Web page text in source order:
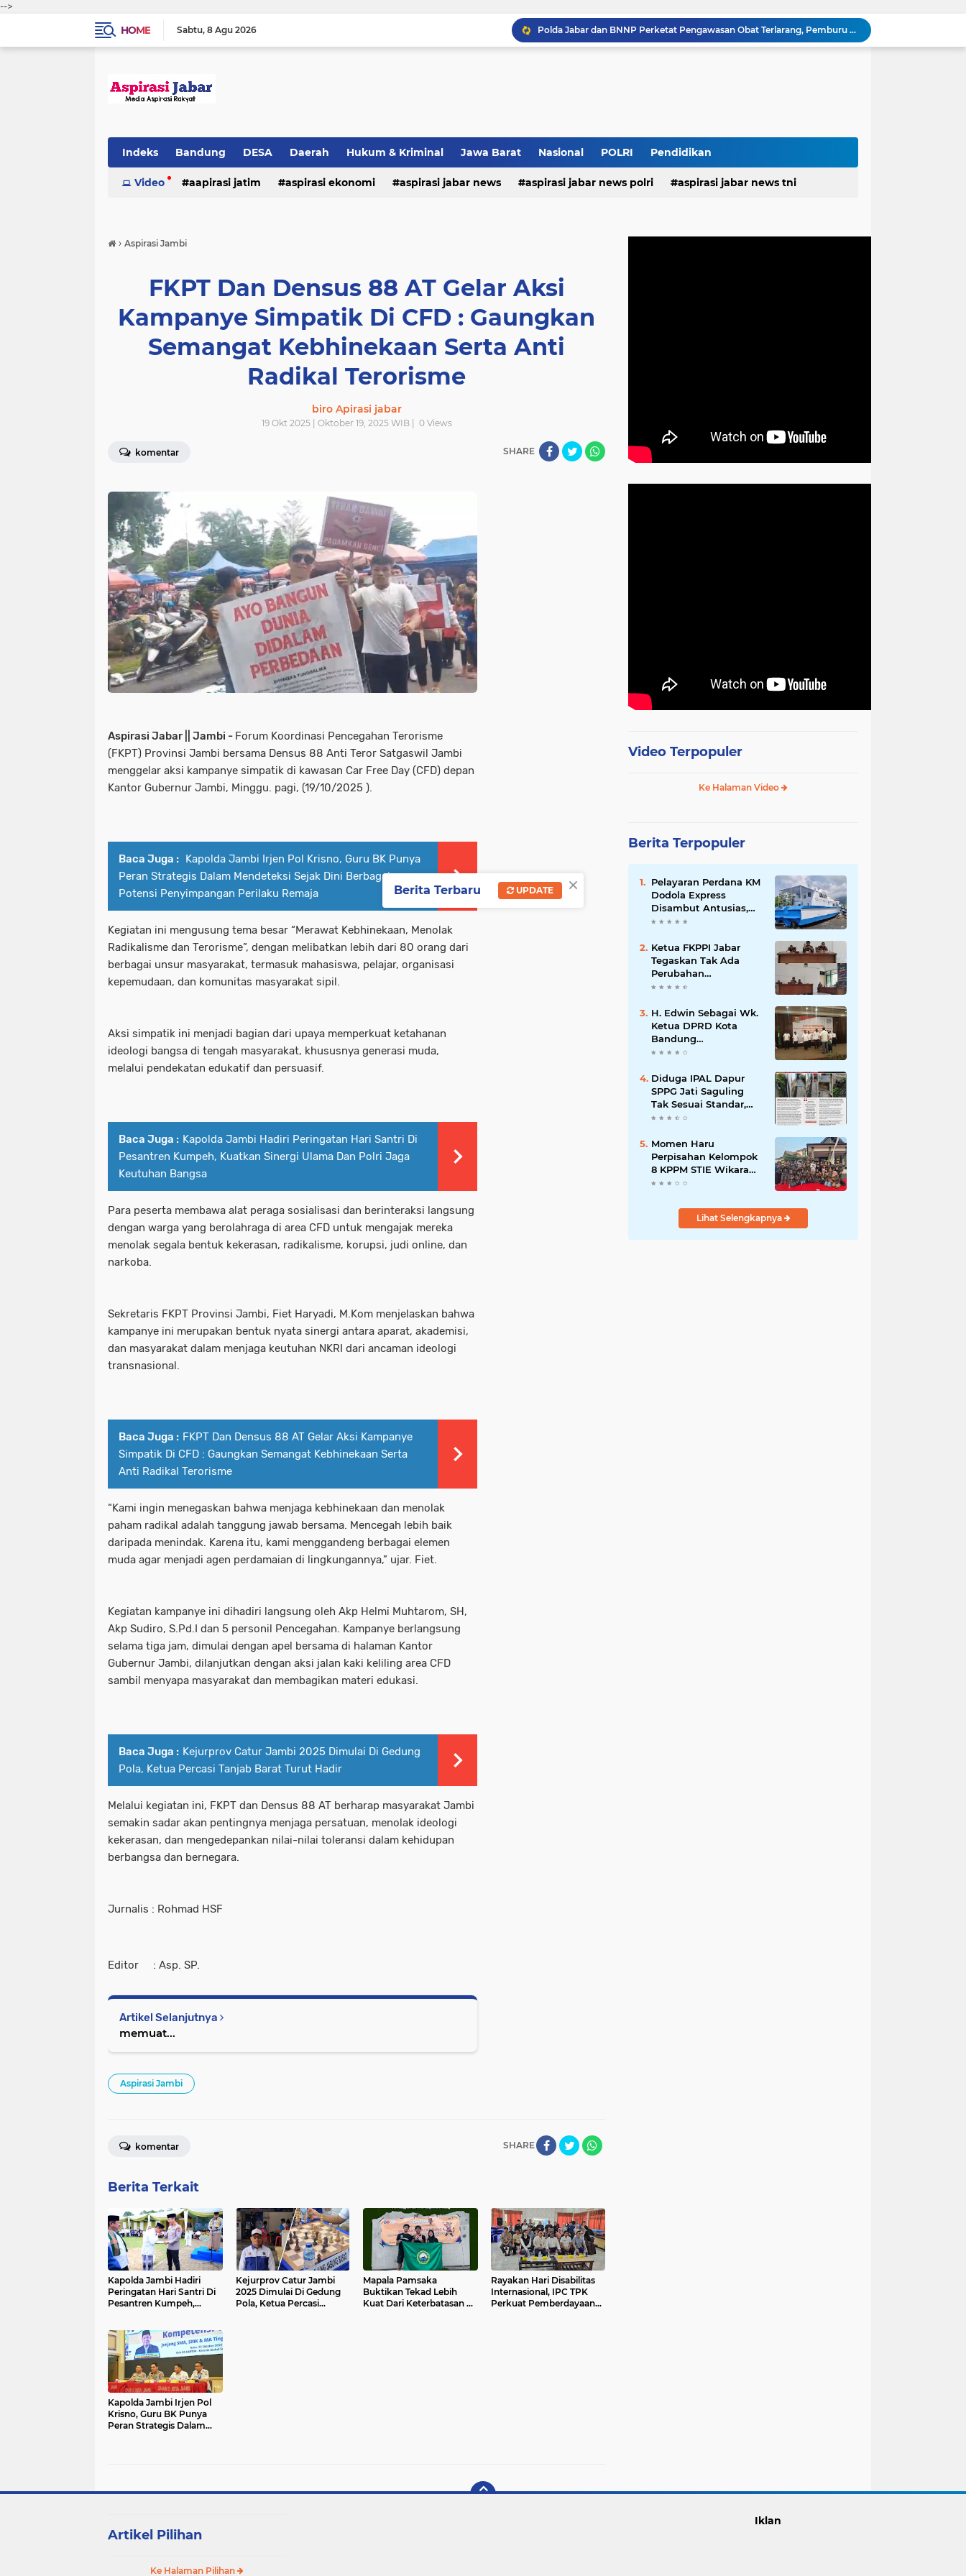
-->
HOME
Sabtu 8 Agu 2026
Polda Jabar dan BNNP Perketat Pengawasan Obat Terlarang, Pemburu Targetkan Jaringan Lintas Provinsi
Mitra Kerja SPPG Cikampek Selatan Pertanyakan Dasar Penilaian Akun TikTok Soal Higienitas Dapur Gizi
Ketua FKPPI Jabar Tegaskan Tak Ada Perubahan Kepengurusan PC KB FKPPI Sumedang, Ketua Cabang Diminta Segera Konsolidasi
Strategi Polda Jabar Dan Pemprov Jabar Atasi Kejahatan Jalanan
Indeks Bandung DESA Daerah Hukum & Kriminal Jawa Barat Nasional POLRI Pendidikan
Video aapirasi jatim aspirasi ekonomi aspirasi jabar news aspirasi jabar news polri aspirasi jabar news tni
hukum & kriminal
› Aspirasi Jambi
FKPT Dan Densus 88 AT Gelar Aksi
Kampanye Simpatik Di CFD : Gaungkan
Semangat Kebhinekaan Serta Anti
Radikal Terorisme
biro Apirasi jabar
19 Okt 2025 | Oktober 19, 2025 WIB | 0Views
komentar SHARE
Aspirasi Jabar || Jambi - Forum Koordinasi Pencegahan Terorisme
(FKPT) Provinsi Jambi bersama Densus 88 Anti Teror Satgaswil Jambi
menggelar aksi kampanye simpatik di kawasan Car Free Day (CFD) depan
Kantor Gubernur Jambi, Minggu. pagi, (19/10/2025 ).
Baca Juga : Kapolda Jambi Irjen Pol Krisno, Guru BK Punya
Peran Strategis Dalam Mendeteksi Sejak Dini Berbagai
Potensi Penyimpangan Perilaku Remaja
Kegiatan ini mengusung tema besar “Merawat Kebhinekaan, Menolak
Radikalisme dan Terorisme”, dengan melibatkan lebih dari 80 orang dari
berbagai unsur masyarakat, termasuk mahasiswa, pelajar, organisasi
kepemudaan, dan komunitas masyarakat sipil.
Aksi simpatik ini menjadi bagian dari upaya memperkuat ketahanan
ideologi bangsa di tengah masyarakat, khususnya generasi muda,
melalui pendekatan edukatif dan persuasif.
Baca Juga : Kapolda Jambi Hadiri Peringatan Hari Santri Di
Pesantren Kumpeh, Kuatkan Sinergi Ulama Dan Polri Jaga
Keutuhan Bangsa
Para peserta membawa alat peraga sosialisasi dan berinteraksi langsung
dengan warga yang berolahraga di area CFD untuk mengajak mereka
menolak segala bentuk kekerasan, radikalisme, korupsi, judi online, dan
narkoba.
Sekretaris FKPT Provinsi Jambi, Fiet Haryadi, M.Kom menjelaskan bahwa
kampanye ini merupakan bentuk nyata sinergi antara aparat, akademisi,
dan masyarakat dalam menjaga keutuhan NKRI dari ancaman ideologi
transnasional.
Baca Juga : FKPT Dan Densus 88 AT Gelar Aksi Kampanye
Simpatik Di CFD : Gaungkan Semangat Kebhinekaan Serta
Anti Radikal Terorisme
“Kami ingin menegaskan bahwa menjaga kebhinekaan dan menolak
paham radikal adalah tanggung jawab bersama. Mencegah lebih baik
daripada menindak. Karena itu, kami menggandeng berbagai elemen
muda agar menjadi agen perdamaian di lingkungannya,” ujar. Fiet.
Kegiatan kampanye ini dihadiri langsung oleh Akp Helmi Muhtarom, SH,
Akp Sudiro, S.Pd.I dan 5 personil Pencegahan. Kampanye berlangsung
selama tiga jam, dimulai dengan apel bersama di halaman Kantor
Gubernur Jambi, dilanjutkan dengan aksi jalan kaki keliling area CFD
sambil menyapa masyarakat dan membagikan materi edukasi.
Baca Juga : Kejurprov Catur Jambi 2025 Dimulai Di Gedung
Pola, Ketua Percasi Tanjab Barat Turut Hadir
Melalui kegiatan ini, FKPT dan Densus 88 AT berharap masyarakat Jambi
semakin sadar akan pentingnya menjaga persatuan, menolak ideologi
kekerasan, dan mengedepankan nilai-nilai toleransi dalam kehidupan
berbangsa dan bernegara.
Jurnalis : Rohmad HSF
Editor : Asp. SP.
Artikel Selanjutnya
memuat...
Aspirasi Jambi
SHARE
komentar
Berita Terkait
Kapolda Jambi Hadiri
Peringatan Hari Santri Di
Pesantren Kumpeh,
Bangsa
Kejurprov Catur Jambi
2025 Dimulai Di Gedung
Pola, Ketua Percasi
Mapala Pamsaka
Buktikan Tekad Lebih
Kuat Dari Keterbatasan di
Rayakan Hari Disabilitas
Internasional, IPC TPK
Perkuat Pemberdayaan
Kapolda Jambi Irjen Pol
Krisno, Guru BK Punya
Peran Strategis Dalam
Video Terpopuler
Ke Halaman Video
Berita Terpopuler
Pelayaran Perdana KM
Dodola Express
Disambut Antusias,
Baling-Baling Segera
Ketua FKPPI Jabar
Tegaskan Tak Ada
Perubahan
Kepengurusan PC KB
Ketua Cabang Diminta
Segera Konsolidasi
H. Edwin Sebagai Wk.
Ketua DPRD Kota
Bandung
Mengapresiasi Dan
Kepada
Kepemimpinan Merdi
Hajiji Sebagai ketua
DPD Lpm Kota
2021-2026
Diduga IPAL Dapur
SPPG Jati Saguling
Tak Sesuai Standar,
Warga Keluhkan
Mengalir ke Sungai
Momen Haru
Perpisahan Kelompok
8 KPPM STIE Wikara
Bersama Kepala Desa
Kecamatan Bojong
Lihat Selengkapnya
Artikel Pilihan
Ke Halaman Pilihan
Iklan
×
Berita Terbaru UPDATE